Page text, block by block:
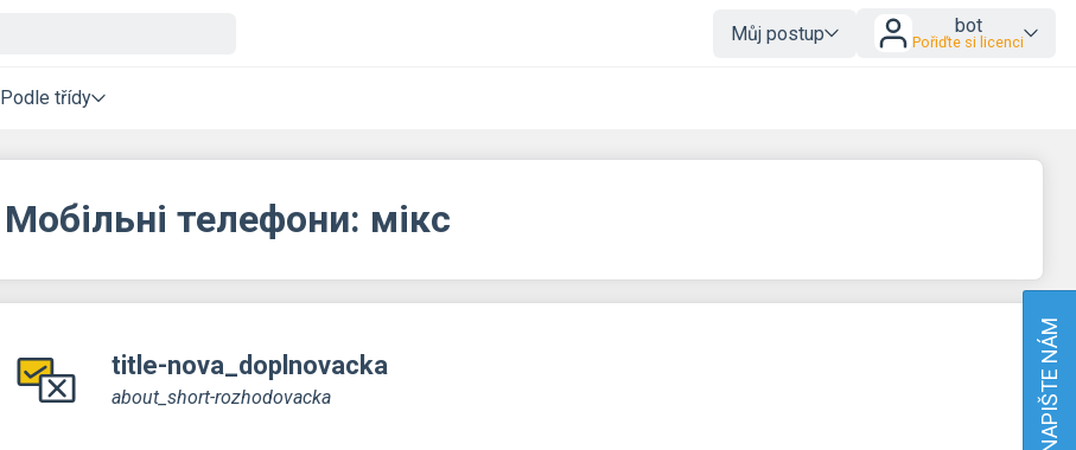
Můj postup bot
Pořiďte si licenci
Podle třídy
Мобільні телефони: мікс
title-nova_doplnovacka
about_short-rozhodovacka NAPIŠTE NÁM